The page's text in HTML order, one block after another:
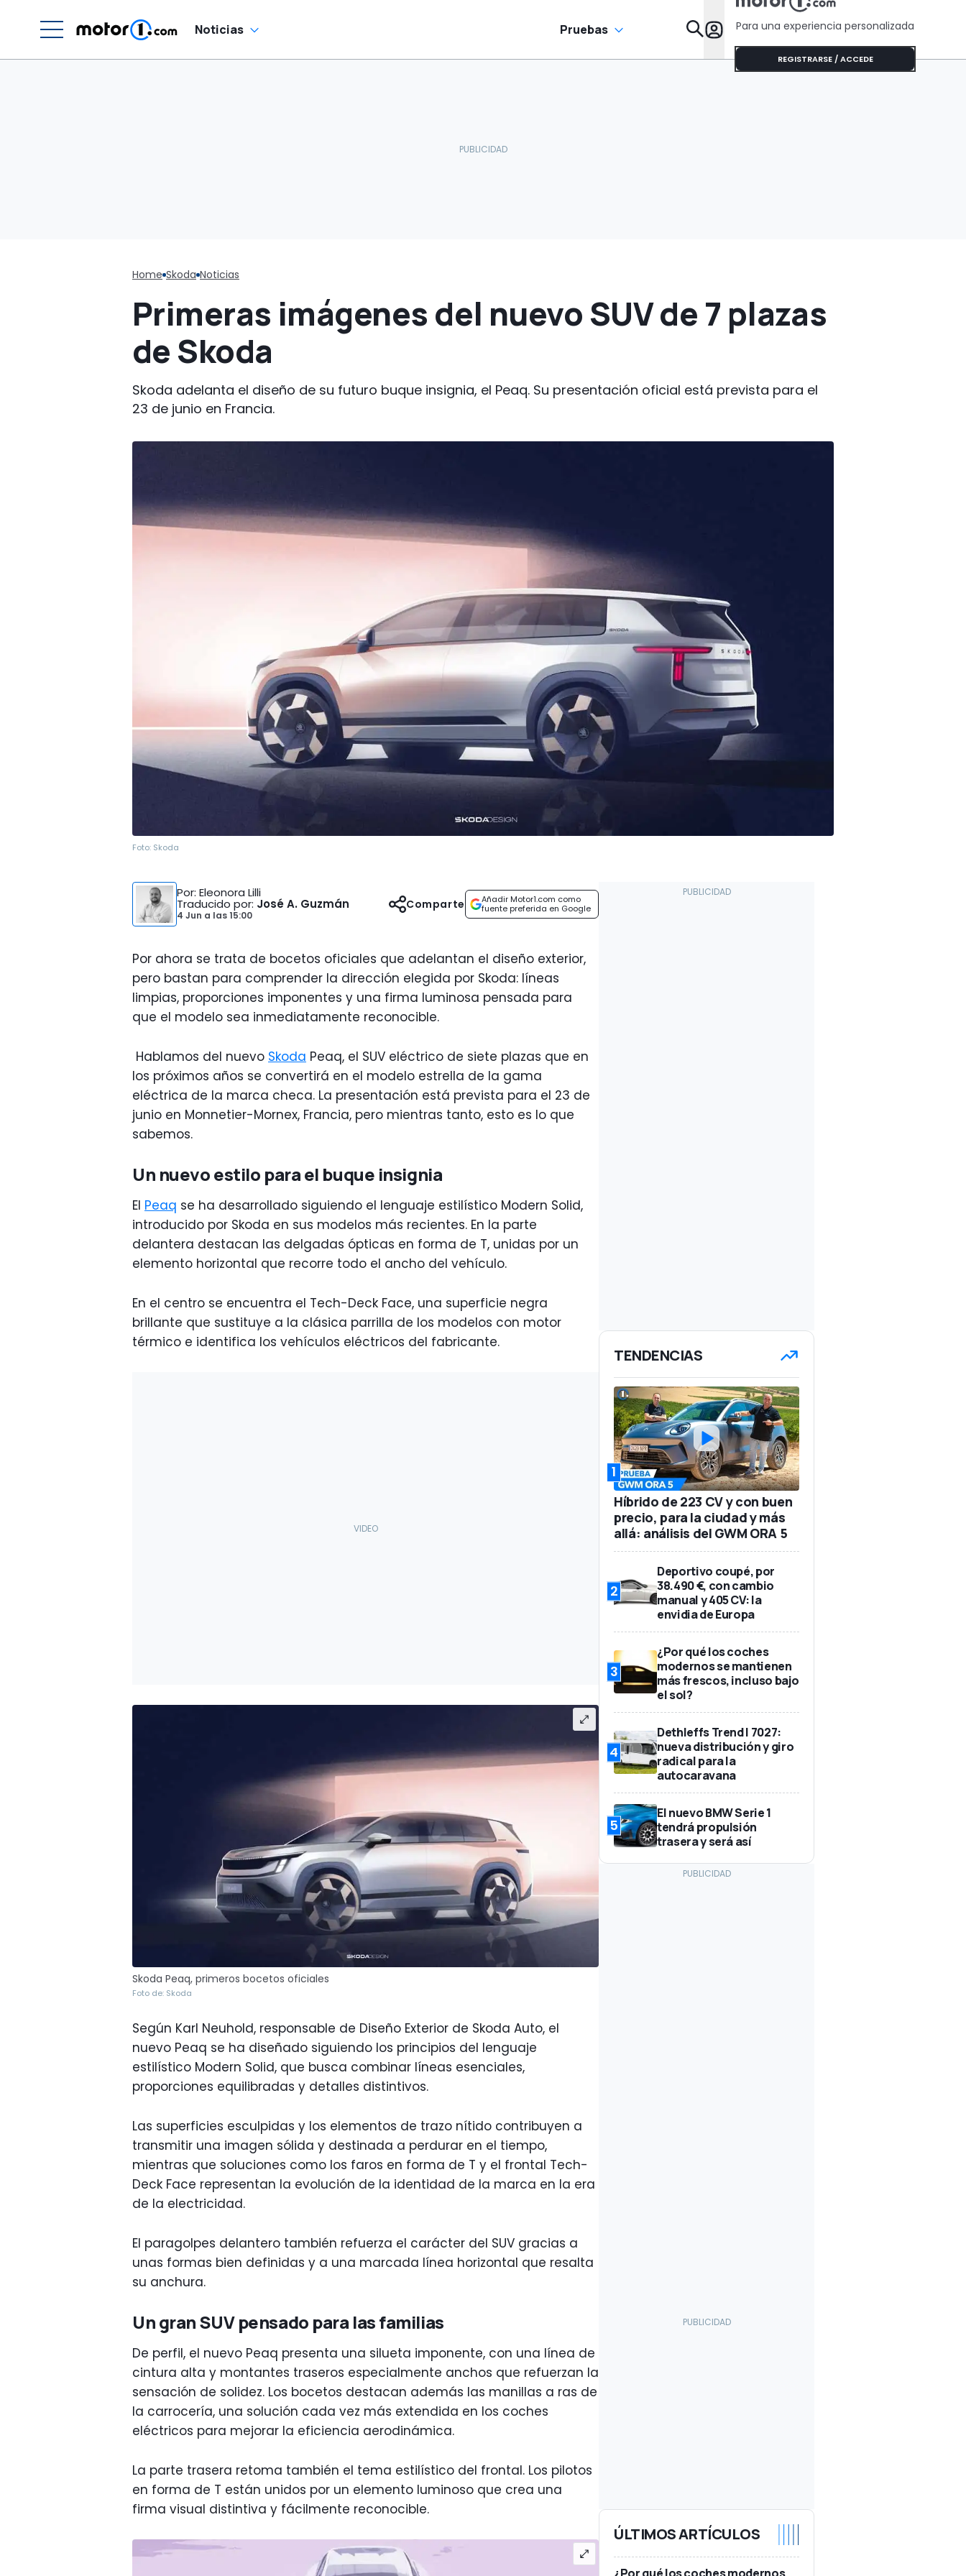
Noticias Pruebas Para una experiencia personalizada
REGISTRARSE / ACCEDE
Home Skoda Noticias
Primeras imágenes del nuevo SUV de 7 plazas
de Skoda
Skoda adelanta el diseño de su futuro buque insignia, el Peaq. Su presentación oficial está prevista para el
23 de junio en Francia.
Foto: Skoda
Por: Eleonora Lilli
Traducido por: José A. Guzmán
4 Jun a las15:00
Añadir Motor1.com como
fuente preferida en Google
Comparte
Por ahora se trata de bocetos oficiales que adelantan el diseño exterior,
pero bastan para comprender la dirección elegida por Skoda: líneas
limpias, proporciones imponentes y una firma luminosa pensada para
que el modelo sea inmediatamente reconocible.
Hablamos del nuevo Skoda Peaq, el SUV eléctrico de siete plazas que en
los próximos años se convertirá en el modelo estrella de la gama
eléctrica de la marca checa. La presentación está prevista para el 23 de
junio en Monnetier-Mornex, Francia, pero mientras tanto, esto es lo que
sabemos.
Un nuevo estilo para el buque insignia
El Peaq se ha desarrollado siguiendo el lenguaje estilístico Modern Solid,
introducido por Skoda en sus modelos más recientes. En la parte
delantera destacan las delgadas ópticas en forma de T, unidas por un
elemento horizontal que recorre todo el ancho del vehículo.
En el centro se encuentra el Tech-Deck Face, una superficie negra
brillante que sustituye a la clásica parrilla de los modelos con motor
térmico e identifica los vehículos eléctricos del fabricante.
Skoda Peaq, primeros bocetos oficiales
Foto de: Skoda
Según Karl Neuhold, responsable de Diseño Exterior de Skoda Auto, el
nuevo Peaq se ha diseñado siguiendo los principios del lenguaje
estilístico Modern Solid, que busca combinar líneas esenciales,
proporciones equilibradas y detalles distintivos.
Las superficies esculpidas y los elementos de trazo nítido contribuyen a
transmitir una imagen sólida y destinada a perdurar en el tiempo,
mientras que soluciones como los faros en forma de T y el frontal Tech-
Deck Face representan la evolución de la identidad de la marca en la era
de la electricidad.
El paragolpes delantero también refuerza el carácter del SUV gracias a
unas formas bien definidas y a una marcada línea horizontal que resalta
su anchura.
Un gran SUV pensado para las familias
De perfil, el nuevo Peaq presenta una silueta imponente, con una línea de
cintura alta y montantes traseros especialmente anchos que refuerzan la
sensación de solidez. Los bocetos destacan además las manillas a ras de
la carrocería, una solución cada vez más extendida en los coches
eléctricos para mejorar la eficiencia aerodinámica.
La parte trasera retoma también el tema estilístico del frontal. Los pilotos
en forma de T están unidos por un elemento luminoso que crea una
firma visual distintiva y fácilmente reconocible.
TENDENCIAS
1
Híbrido de 223 CV y con buen
precio, para la ciudad y más
allá: análisis del GWM ORA 5
2
Deportivo coupé, por
38.490 €, con cambio
manual y 405 CV: la
envidia de Europa
3
¿Por qué los coches
modernos se mantienen
más frescos, incluso bajo
el sol?
4
Dethleffs Trend I 7027:
nueva distribución y giro
radical para la
autocaravana
5
El nuevo BMW Serie 1
tendrá propulsión
trasera y será así
ÚLTIMOS ARTÍCULOS